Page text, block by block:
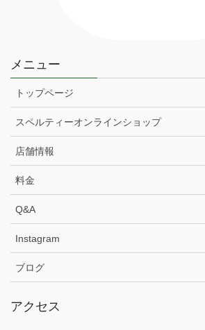
メニュー
トップページ
スペルティーオンラインショップ
店舗情報
料金
Q&A
Instagram
ブログ
アクセス